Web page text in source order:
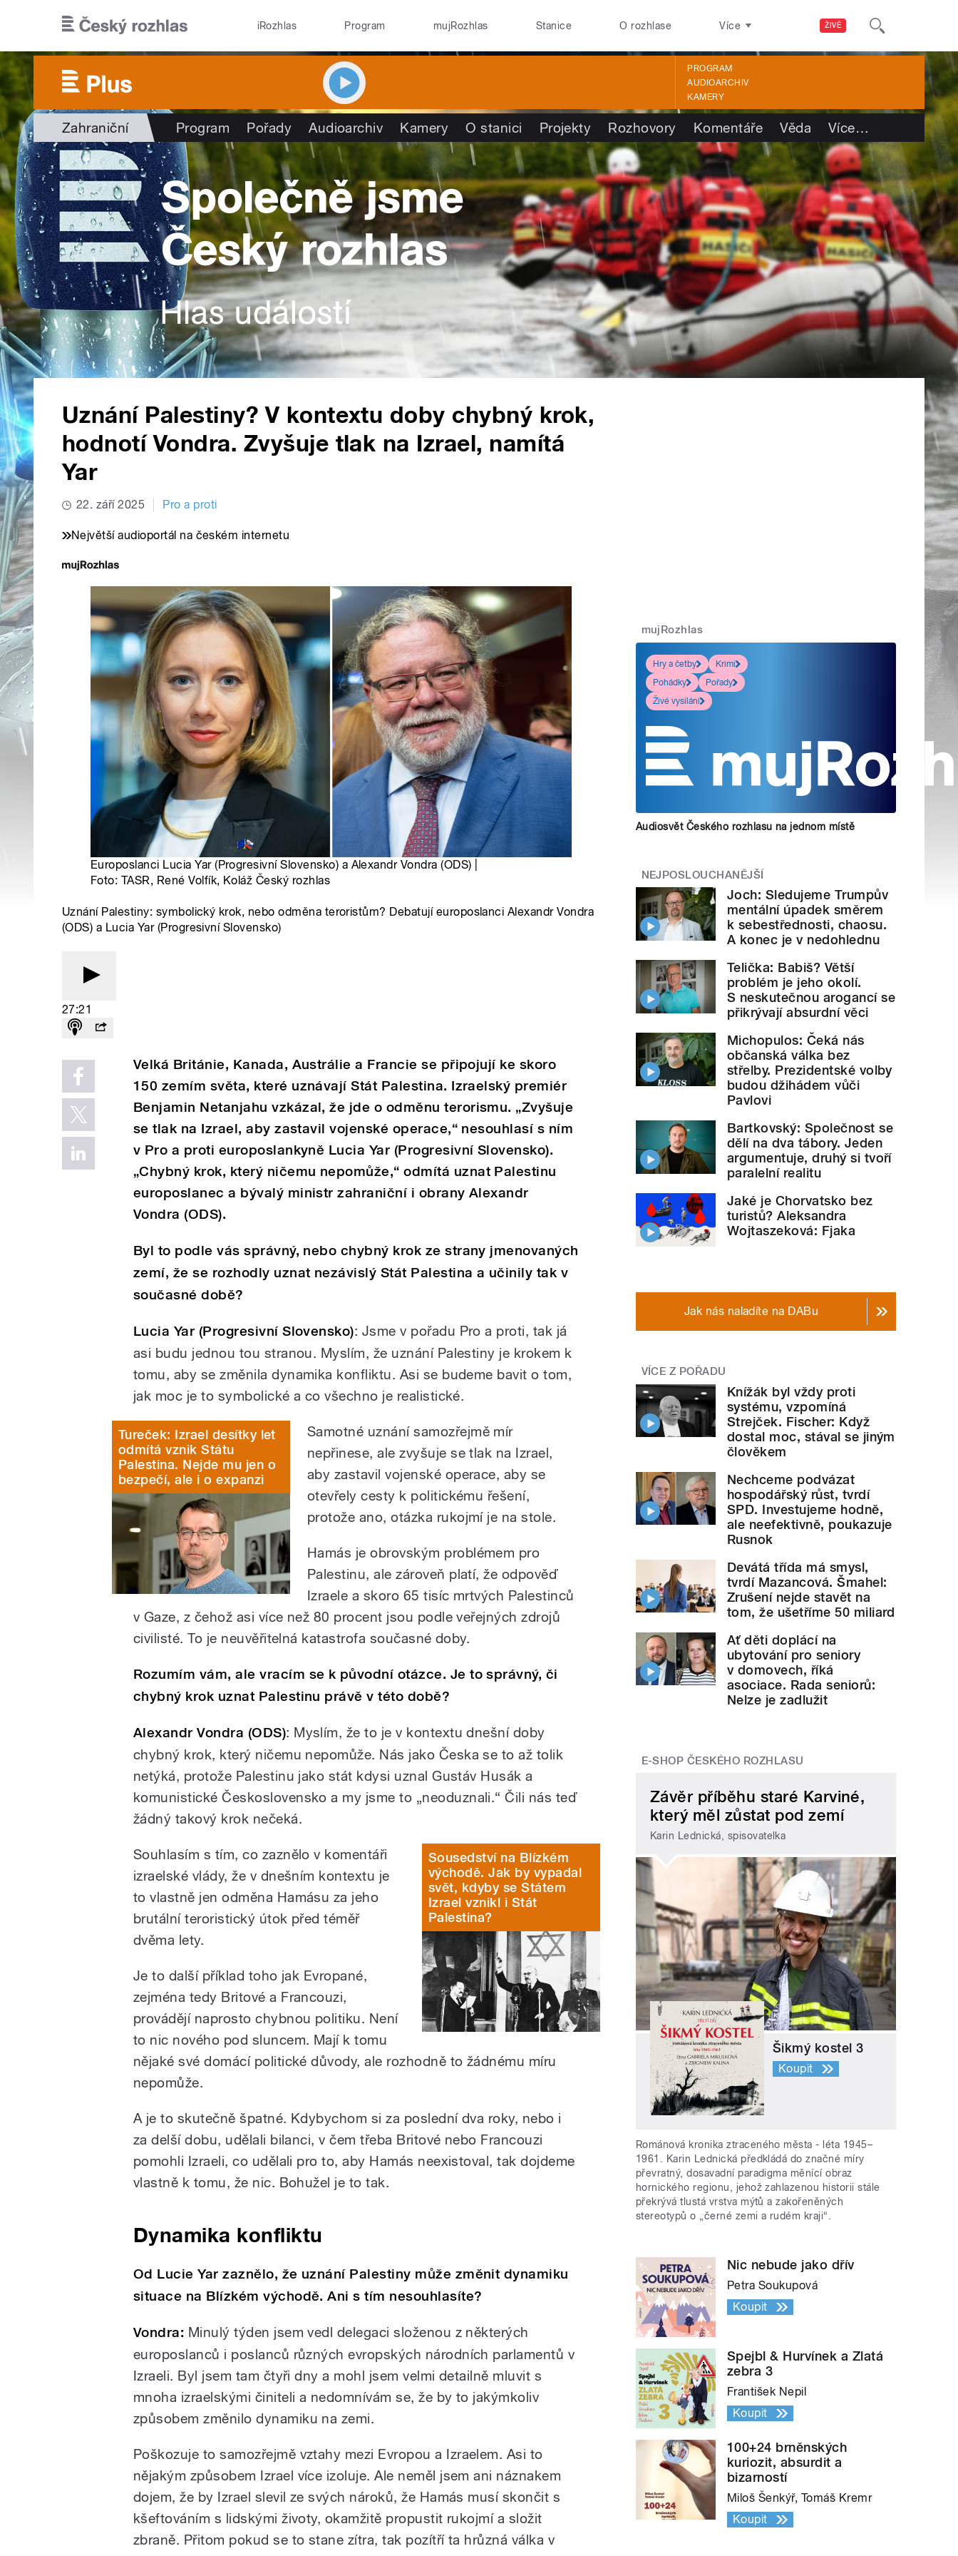
ŽIVĚ
iRozhlas Program mujRozhlas Stanice O rozhlase Více
PROGRAM
AUDIOARCHIV
KAMERY
Zahraniční Program Pořady Audioarchiv Kamery O stanici Projekty Rozhovory Komentáře Věda Více…
Uznání Palestiny? V kontextu doby chybný krok,
hodnotí Vondra. Zvyšuje tlak na Izrael, namítá
Yar
22. září 2025 Pro a proti
Největší audioportál na českém internetu
Europoslanci Lucia Yar (Progresivní Slovensko) a Alexandr Vondra (ODS) |
Foto: TASR, René Volfík, Koláž Český rozhlas
Uznání Palestiny: symbolický krok, nebo odměna teroristům? Debatují europoslanci Alexandr Vondra
(ODS) a Lucia Yar (Progresivní Slovensko)
27:21
Velká Británie, Kanada, Austrálie a Francie se připojují ke skoro
150 zemím světa, které uznávají Stát Palestina. Izraelský premiér
Benjamin Netanjahu vzkázal, že jde o odměnu terorismu. „Zvyšuje
se tlak na Izrael, aby zastavil vojenské operace,“ nesouhlasí s ním
v Pro a proti europoslankyně Lucia Yar (Progresivní Slovensko).
„Chybný krok, který ničemu nepomůže,“ odmítá uznat Palestinu
europoslanec a bývalý ministr zahraniční i obrany Alexandr
Vondra (ODS).
Byl to podle vás správný, nebo chybný krok ze strany jmenovaných
zemí, že se rozhodly uznat nezávislý Stát Palestina a učinily tak v
současné době?
Lucia Yar (Progresivní Slovensko): Jsme v pořadu Pro a proti, tak já
asi budu jednou tou stranou. Myslím, že uznání Palestiny je krokem k
tomu, aby se změnila dynamika konfliktu. Asi se budeme bavit o tom,
jak moc je to symbolické a co všechno je realistické.
Tureček: Izrael desítky let
odmítá vznik Státu
Palestina. Nejde mu jen o
bezpečí, ale i o expanzi
Samotné uznání samozřejmě mír
nepřinese, ale zvyšuje se tlak na Izrael,
aby zastavil vojenské operace, aby se
otevřely cesty k politickému řešení,
protože ano, otázka rukojmí je na stole.
Hamás je obrovským problémem pro
Palestinu, ale zároveň platí, že odpověď
Izraele a skoro 65 tisíc mrtvých Palestinců
v Gaze, z čehož asi více než 80 procent jsou podle veřejných zdrojů
civilisté. To je neuvěřitelná katastrofa současné doby.
Rozumím vám, ale vracím se k původní otázce. Je to správný, či
chybný krok uznat Palestinu právě v této době?
Alexandr Vondra (ODS): Myslím, že to je v kontextu dnešní doby
chybný krok, který ničemu nepomůže. Nás jako Česka se to až tolik
netýká, protože Palestinu jako stát kdysi uznal Gustáv Husák a
komunistické Československo a my jsme to „neoduznali.“ Čili nás teď
žádný takový krok nečeká.
Sousedství na Blízkém
východě. Jak by vypadal
svět, kdyby se Státem
Izrael vznikl i Stát
Palestina?
Souhlasím s tím, co zaznělo v komentáři
izraelské vlády, že v dnešním kontextu je
to vlastně jen odměna Hamásu za jeho
brutální teroristický útok před téměř
dvěma lety.
Je to další příklad toho jak Evropané,
zejména tedy Britové a Francouzi,
provádějí naprosto chybnou politiku. Není
to nic nového pod sluncem. Mají k tomu
nějaké své domácí politické důvody, ale rozhodně to žádnému míru
nepomůže.
A je to skutečně špatné. Kdybychom si za poslední dva roky, nebo i
za delší dobu, udělali bilanci, v čem třeba Britové nebo Francouzi
pomohli Izraeli, co udělali pro to, aby Hamás neexistoval, tak dojdeme
vlastně k tomu, že nic. Bohužel je to tak.
Dynamika konfliktu
Od Lucie Yar zaznělo, že uznání Palestiny může změnit dynamiku
situace na Blízkém východě. Ani s tím nesouhlasíte?
Vondra: Minulý týden jsem vedl delegaci složenou z některých
europoslanců i poslanců různých evropských národních parlamentů v
Izraeli. Byl jsem tam čtyři dny a mohl jsem velmi detailně mluvit s
mnoha izraelskými činiteli a nedomnívám se, že by to jakýmkoliv
způsobem změnilo dynamiku na zemi.
Poškozuje to samozřejmě vztahy mezi Evropou a Izraelem. Asi to
nějakým způsobem Izrael více izoluje. Ale neměl jsem ani náznakem
dojem, že by Izrael slevil ze svých nároků, že Hamás musí skončit s
kšeftováním s lidskými životy, okamžitě propustit rukojmí a složit
zbraně. Přitom pokud se to stane zítra, tak pozítří ta hrůzná válka v
mujRozhlas
Hry a četby
Krimi
Pohádky
Pořady
Živé vysílání
Audiosvět Českého rozhlasu na jednom místě
NEJPOSLOUCHANĚJŠÍ
Joch: Sledujeme Trumpův
mentální úpadek směrem
k sebestřednosti, chaosu.
A konec je v nedohlednu
Telička: Babiš? Větší
problém je jeho okolí.
S neskutečnou arogancí se
přikrývají absurdní věci
Michopulos: Čeká nás
občanská válka bez
střelby. Prezidentské volby
budou džihádem vůči
Pavlovi
Bartkovský: Společnost se
dělí na dva tábory. Jeden
argumentuje, druhý si tvoří
paralelní realitu
Jaké je Chorvatsko bez
turistů? Aleksandra
Wojtaszeková: Fjaka
Jak nás naladíte na DABu
VÍCE Z POŘADU
Knížák byl vždy proti
systému, vzpomíná
Strejček. Fischer: Když
dostal moc, stával se jiným
člověkem
Nechceme podvázat
hospodářský růst, tvrdí
SPD. Investujeme hodně,
ale neefektivně, poukazuje
Rusnok
Devátá třída má smysl,
tvrdí Mazancová. Šmahel:
Zrušení nejde stavět na
tom, že ušetříme 50 miliard
Ať děti doplácí na
ubytování pro seniory
v domovech, říká
asociace. Rada seniorů:
Nelze je zadlužit
E-SHOP ČESKÉHO ROZHLASU
Závěr příběhu staré Karviné,
který měl zůstat pod zemí
Karin Lednická, spisovatelka
Šikmý kostel 3
Koupit
Románová kronika ztraceného města - léta 1945–
1961. Karin Lednická předkládá do značné míry
převratný, dosavadní paradigma měnící obraz
hornického regionu, jehož zahlazenou historii stále
překrývá tlustá vrstva mýtů a zakořeněných
stereotypů o „černé zemi a rudém kraji“.
Nic nebude jako dřív
Petra Soukupová
Koupit
Spejbl & Hurvínek a Zlatá
zebra 3
František Nepil
Koupit
100+24 brněnských
kuriozit, absurdit a
bizarností
Miloš Šenkýř, Tomáš Kremr
Koupit